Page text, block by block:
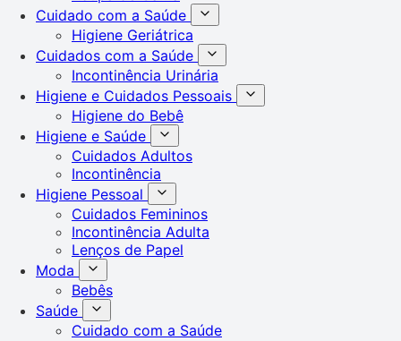
Cuidado com a Saúde
Higiene Geriátrica
Cuidados com a Saúde
Incontinência Urinária
Higiene e Cuidados Pessoais
Higiene do Bebê
Higiene e Saúde
Cuidados Adultos
Incontinência
Higiene Pessoal
Cuidados Femininos
Incontinência Adulta
Lenços de Papel
Moda
Bebês
Saúde
Cuidado com a Saúde